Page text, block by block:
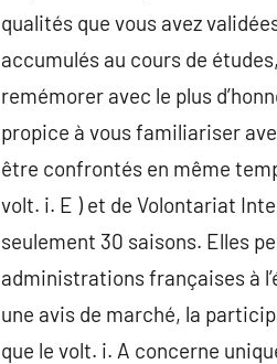
qualités que vous avez
accumulés au cours de
remémorer avec le plus
propice à vous familiariser
être confrontés en même
volt. i. E ) et de Volontariat
seulement 30 saisons. Elles
administrations françaises à
une avis de marché, la
que le volt. i. A concerne